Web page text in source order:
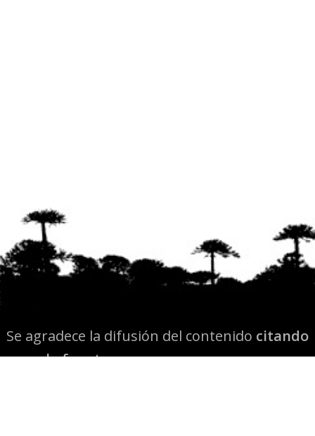
Se agradece la difusión del contenido citando
la fuente www.mapuexpress.org